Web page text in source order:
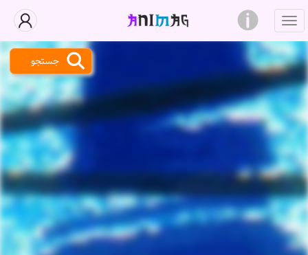
جستجو